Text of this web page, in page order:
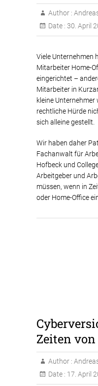
Author :
Date : 30. April
Viele Unternehmen
Mitarbeiter Home-
eingerichtet –
Mitarbeiter in
kleine Unternehmer
rechtliche Hürde
sich alleine gestellt.
Wir haben daher
Fachanwalt für
Hofbeck und
Arbeitgeber und
müssen, wenn in
oder Home-Office
Zeiten von
Author :
Date : 17. April